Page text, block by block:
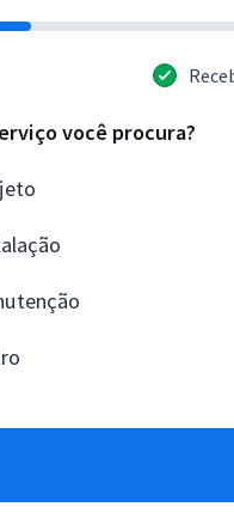
você procura?